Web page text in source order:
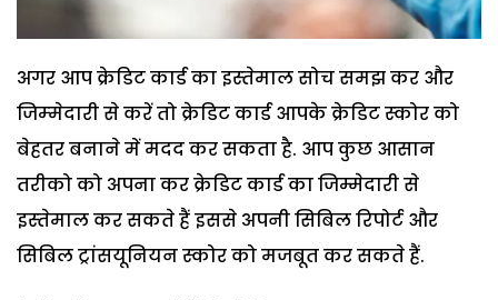
अगर आप क्रेडिट कार्ड का इस्‍तेमाल सोच समझ कर और
जिम्‍मेदारी से करें तो क्रेडिट कार्ड आपके क्रेडिट स्‍कोर को
बेहतर बनाने में मदद कर सकता है. आप कुछ आसान
तरीको को अपना कर क्रेडिट कार्ड का जिम्मेदारी से
इस्‍तेमाल कर सकते हैं इससे अपनी सिबिल रिपोर्ट और
सिबिल ट्रांसयूनियन स्‍कोर को मजबूत कर सकते हैं.